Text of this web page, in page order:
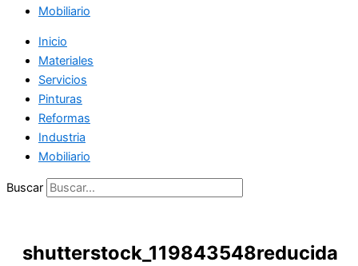
Mobiliario
Inicio
Materiales
Servicios
Pinturas
Reformas
Industria
Mobiliario
Buscar
shutterstock_119843548reducida